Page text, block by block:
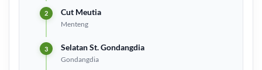
Cut Meutia
Menteng
Selatan St. Gondangdia
Gondangdia